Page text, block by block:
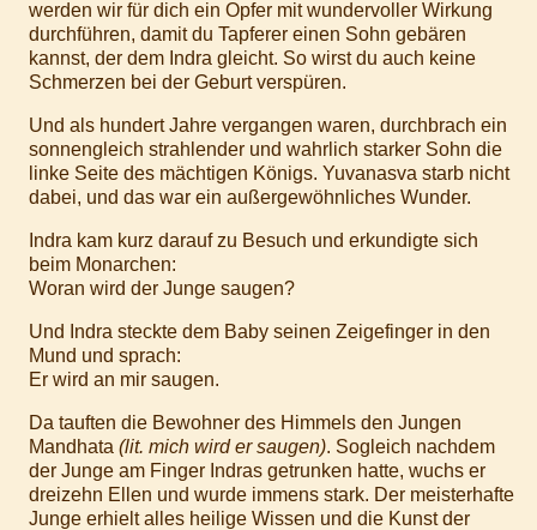
werden wir für dich ein Opfer mit wundervoller Wirkung
durchführen, damit du Tapferer einen Sohn gebären
kannst, der dem Indra gleicht. So wirst du auch keine
Schmerzen bei der Geburt verspüren.
Und als hundert Jahre vergangen waren, durchbrach ein
sonnengleich strahlender und wahrlich starker Sohn die
linke Seite des mächtigen Königs. Yuvanasva starb nicht
dabei, und das war ein außergewöhnliches Wunder.
Indra kam kurz darauf zu Besuch und erkundigte sich
beim Monarchen:
Woran wird der Junge saugen?
Und Indra steckte dem Baby seinen Zeigefinger in den
Mund und sprach:
Er wird an mir saugen.
Da tauften die Bewohner des Himmels den Jungen
Mandhata (lit. mich wird er saugen). Sogleich nachdem
der Junge am Finger Indras getrunken hatte, wuchs er
dreizehn Ellen und wurde immens stark. Der meisterhafte
Junge erhielt alles heilige Wissen und die Kunst der